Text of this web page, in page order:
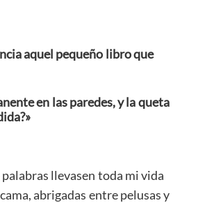
aquel pequeño libro que
en las paredes, y la queta
llevasen toda mi vida
abrigadas entre pelusas y